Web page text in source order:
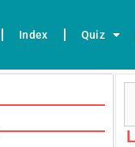
Index Quiz